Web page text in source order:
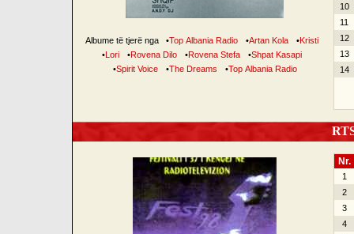
Albume të tjerë nga •Top Albania Radio •Artan Kola •Kristi
•Lori •Rovena Dilo •Rovena Stefa •Shpat Kasapi
•Spirit Voice •The Dreams •Top Albania Radio
10
11
12
13
14
Nr.
1
2
3
4